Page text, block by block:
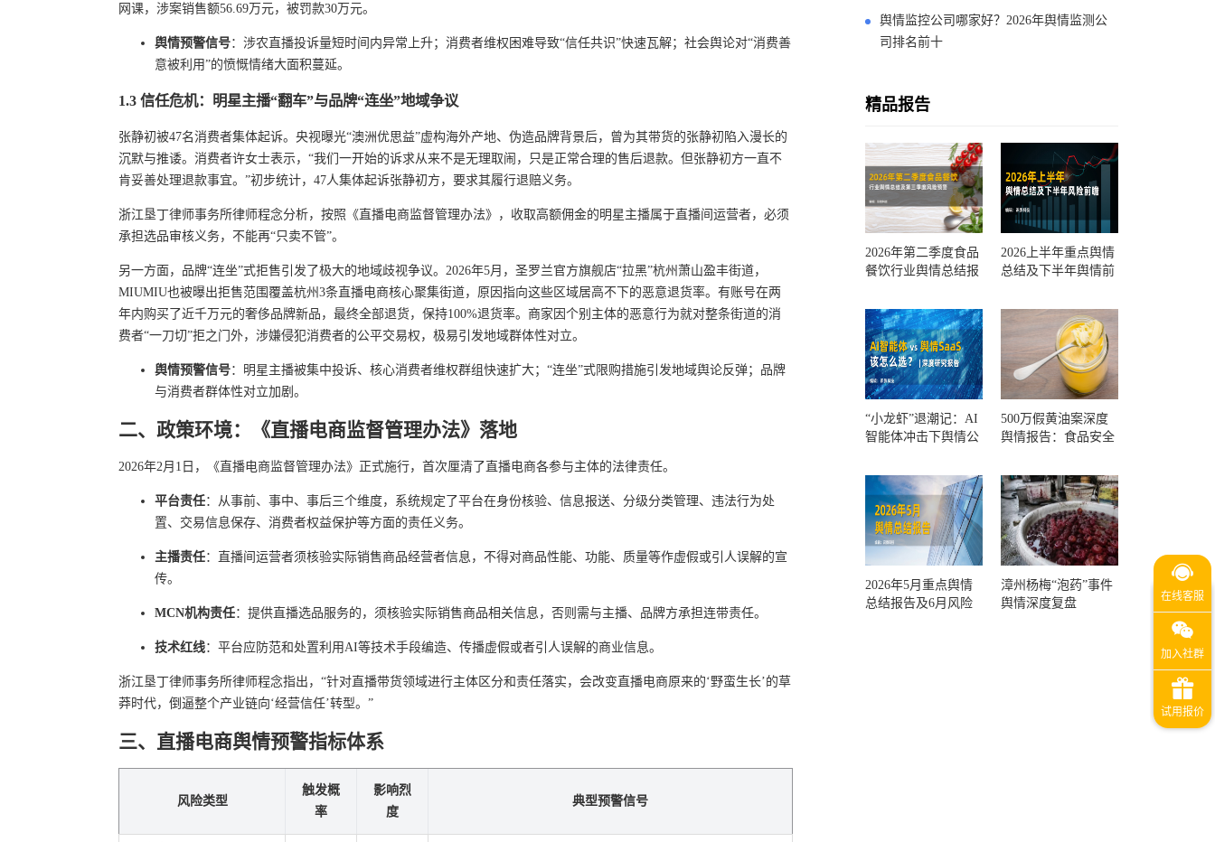
网课，涉案销售额56.69万元，被罚款30万元。
舆情预警信号：涉农直播投诉量短时间内异常上升；消费者维权困难导致“信任共识”快速瓦解；社会舆论对“消费善
意被利用”的愤慨情绪大面积蔓延。
1.3 信任危机：明星主播“翻车”与品牌“连坐”地域争议
张静初被47名消费者集体起诉。央视曝光“澳洲优思益”虚构海外产地、伪造品牌背景后，曾为其带货的张静初陷入漫长的
沉默与推诿。消费者许女士表示，“我们一开始的诉求从来不是无理取闹，只是正常合理的售后退款。但张静初方一直不
肯妥善处理退款事宜。”初步统计，47人集体起诉张静初方，要求其履行退赔义务。
浙江垦丁律师事务所律师程念分析，按照《直播电商监督管理办法》，收取高额佣金的明星主播属于直播间运营者，必须
承担选品审核义务，不能再“只卖不管”。
另一方面，品牌“连坐”式拒售引发了极大的地域歧视争议。2026年5月，圣罗兰官方旗舰店“拉黑”杭州萧山盈丰街道，
MIUMIU也被曝出拒售范围覆盖杭州3条直播电商核心聚集街道，原因指向这些区域居高不下的恶意退货率。有账号在两
年内购买了近千万元的奢侈品牌新品，最终全部退货，保持100%退货率。商家因个别主体的恶意行为就对整条街道的消
费者“一刀切”拒之门外，涉嫌侵犯消费者的公平交易权，极易引发地域群体性对立。
舆情预警信号：明星主播被集中投诉、核心消费者维权群组快速扩大；“连坐”式限购措施引发地域舆论反弹；品牌
与消费者群体性对立加剧。
二、政策环境：《直播电商监督管理办法》落地
2026年2月1日，《直播电商监督管理办法》正式施行，首次厘清了直播电商各参与主体的法律责任。
平台责任：从事前、事中、事后三个维度，系统规定了平台在身份核验、信息报送、分级分类管理、违法行为处
置、交易信息保存、消费者权益保护等方面的责任义务。
主播责任：直播间运营者须核验实际销售商品经营者信息，不得对商品性能、功能、质量等作虚假或引人误解的宣
传。
MCN机构责任：提供直播选品服务的，须核验实际销售商品相关信息，否则需与主播、品牌方承担连带责任。
技术红线：平台应防范和处置利用AI等技术手段编造、传播虚假或者引人误解的商业信息。
浙江垦丁律师事务所律师程念指出，“针对直播带货领域进行主体区分和责任落实，会改变直播电商原来的‘野蛮生长’的草
莽时代，倒逼整个产业链向‘经营信任’转型。”
三、直播电商舆情预警指标体系
风险类型
触发概
率
影响烈
度
典型预警信号
舆情监控公司哪家好？2026年舆情监测公
司排名前十
精品报告
2026年第二季度食品
餐饮行业舆情总结报
测
2026上半年重点舆情
总结及下半年舆情前
“小龙虾”退潮记：AI
智能体冲击下舆情公
500万假黄油案深度
舆情报告：食品安全
一环？
2026年5月重点舆情
总结报告及6月风险
漳州杨梅“泡药”事件
舆情深度复盘